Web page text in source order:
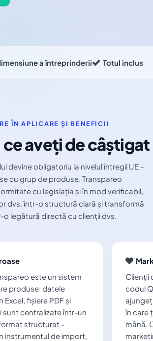
a întreprinderii Totul inclus
ÎN APLICARE ȘI BENEFICII
ce aveți de câștigat
devine obligatoriu la nivelul întregii UE -
cu grup de produse. Transpareo
cu legislația și în mod verificabil,
dvs. într-o structură clară și transformă
legătură directă cu clienții dvs.
este un sistem
produse: datele
Excel, fișiere PDF și
sunt centralizate într-un
structurat -
instrumentul de import,
Clienții
codul
în care
mână.